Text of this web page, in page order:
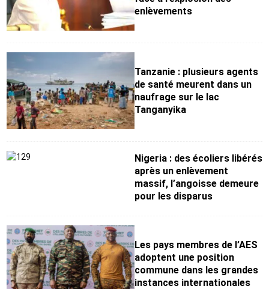
enlèvements
Tanzanie : plusieurs agents
de santé meurent dans un
naufrage sur le lac
Tanganyika
Nigeria : des écoliers libérés
après un enlèvement
massif, l’angoisse demeure
pour les disparus
Les pays membres de l’AES
adoptent une position
commune dans les grandes
instances internationales